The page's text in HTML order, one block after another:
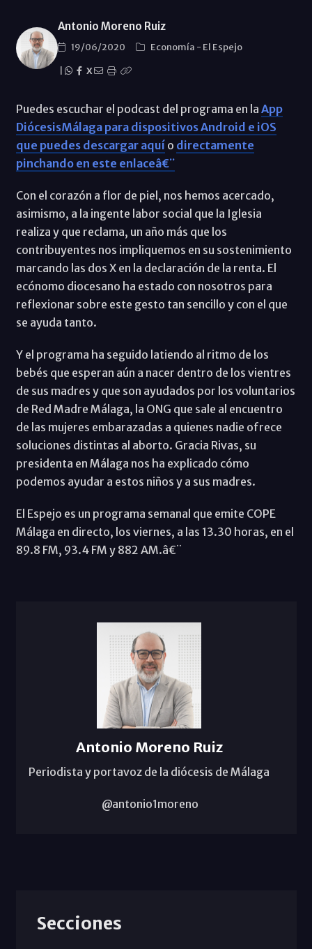
Antonio Moreno Ruiz
19/06/2020 Economí­a - El Espejo
X
Puedes escuchar el podcast del programa en la App
DiócesisMálaga para dispositivos Android e iOS
que puedes descargar aquío directamente
pinchando en este enlaceâ€¨
Con el corazón a flor de piel, nos hemos acercado,
asimismo, a la ingente labor social que la Iglesia
realiza y que reclama, un año más que los
contribuyentes nos impliquemos en su sostenimiento
marcando las dos X en la declaración de la renta. El
ecónomo diocesano ha estado con nosotros para
reflexionar sobre este gesto tan sencillo y con el que
se ayuda tanto.
Y el programa ha seguido latiendo al ritmo de los
bebés que esperan aún a nacer dentro de los vientres
de sus madres y que son ayudados por los voluntarios
de Red Madre Málaga, la ONG que sale al encuentro
de las mujeres embarazadas a quienes nadie ofrece
soluciones distintas al aborto. Gracia Rivas, su
presidenta en Málaga nos ha explicado cómo
podemos ayudar a estos niños y a sus madres.
El Espejo es un programa semanal que emite COPE
Málaga en directo, los viernes, a las 13.30 horas, en el
89.8 FM, 93.4 FM y 882 AM.â€¨
Antonio Moreno Ruiz
Periodista y portavoz de la diócesis de Málaga
@antonio1moreno
Secciones